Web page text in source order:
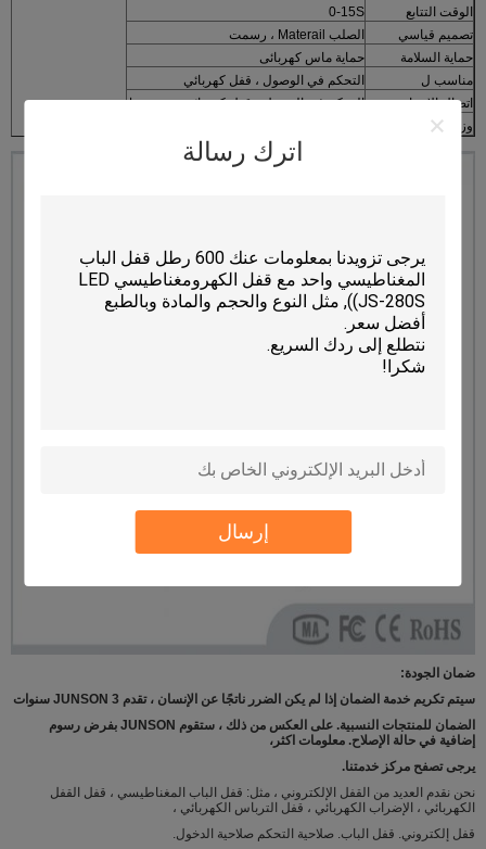
اترك رسالة
إرسال
الوقت التتابع
0-15S
تصميم قياسي
الصلب Materail ، رسمت
حماية السلامة
حماية ماس كهربائى
مناسب ل
التحكم في الوصول ، قفل كهربائي
اتصال الإخراج
التحكم في الوصول ، قفل كهربائي ، زر ضغط
وزن
ضمان الجودة:
سيتم تكريم خدمة الضمان إذا لم يكن الضرر ناتجًا عن الإنسان ، تقدم JUNSON 3 سنوات
الضمان للمنتجات النسبية.
على العكس من ذلك ، ستقوم JUNSON بفرض رسوم
إضافية في حالة الإصلاح. معلومات اكثر،
يرجى تصفح مركز خدمتنا.
نحن نقدم العديد من القفل الإلكتروني ، مثل: قفل الباب المغناطيسي ، قفل القفل
الكهربائي ، الإضراب الكهربائي ، قفل الترباس الكهربائي ،
قفل إلكتروني. قفل الباب. صلاحية التحكم صلاحية الدخول.